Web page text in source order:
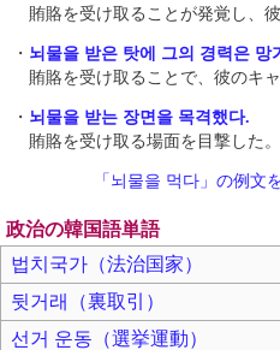
賄賂を受け取ることが発覚し、
・ 뇌물을 받은 탓에 그의 경력은 망
賄賂を受け取ることで、彼のキ
・ 뇌물을 받는 장면을 목격했다.
賄賂を受け取る場面を目撃した。
「뇌물을 먹다」の例文
政治の韓国語単語
법치국가（法治国家）
뒷거래（裏取引）
선거 운동（選挙運動）